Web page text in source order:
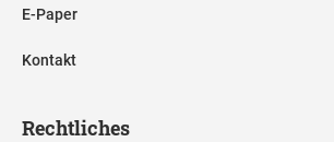
E-Paper
Kontakt
Rechtliches